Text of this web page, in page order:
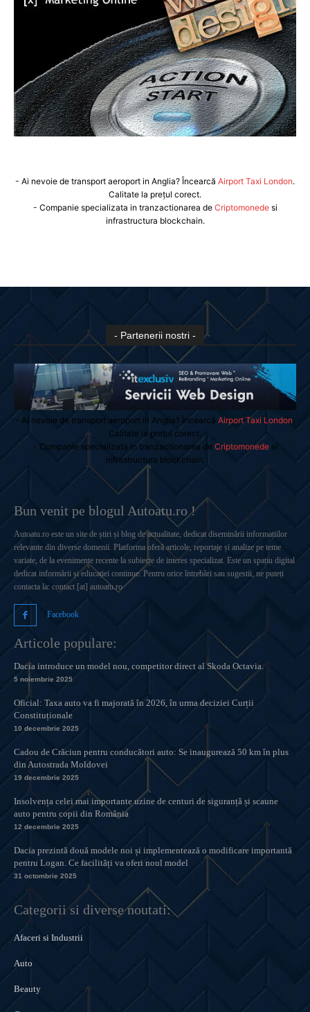
- Ai nevoie de transport aeroport in Anglia? Încearcă Airport Taxi London.
Calitate la prețul corect.
- Companie specializata in tranzactionarea de Criptomonedesi
infrastructura blockchain.
- Partenerii nostri -
- Ai nevoie de transport aeroport in Anglia? Încearcă Airport Taxi London
Calitate la prețul corect.
- Companie specializata in tranzactionarea de Criptomonedesi
infrastructura blockchain.
Bun venit pe blogul Autoatu.ro !
Autoatu.ro este un site de știri și blog de actualitate, dedicat diseminării informațiilor
relevante din diverse domenii. Platforma oferă articole, reportaje și analize pe teme
variate, de la evenimente recente la subiecte de interes specializat. Este un spațiu digital
dedicat informării și educației continue. Pentru orice întrebări sau sugestii, ne puteți
contacta la: contact [at] autoatu.ro
Facebook
Articole populare:
Dacia introduce un model nou, competitor direct al Skoda Octavia.
5 noiembrie 2025
Oficial: Taxa auto va fi majorată în 2026, în urma deciziei Curții
Constituționale
10 decembrie 2025
Cadou de Crăciun pentru conducători auto: Se inaugurează 50 km în plus
din Autostrada Moldovei
19 decembrie 2025
Insolvența celei mai importante uzine de centuri de siguranță și scaune
auto pentru copii din România
12 decembrie 2025
Dacia prezintă două modele noi și implementează o modificare importantă
pentru Logan. Ce facilități va oferi noul model
31 octombrie 2025
Categorii si diverse noutati:
Afaceri si Industrii
Auto
Beauty